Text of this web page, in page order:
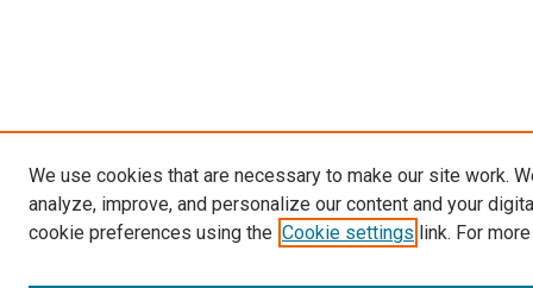
We use cookies that are necessary to make our site work.
analyze, improve, and personalize our content and your
cookie preferences using the Cookie settings link. For